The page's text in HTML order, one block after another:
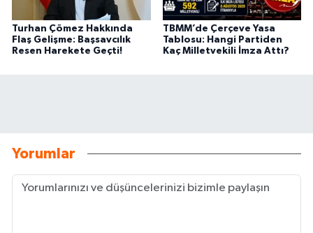
Turhan Çömez Hakkında
Flaş Gelişme: Başsavcılık
Resen Harekete Geçti!
TBMM’de Çerçeve Yasa
Tablosu: Hangi Partiden
Kaç Milletvekili İmza Attı?
Yorumlar